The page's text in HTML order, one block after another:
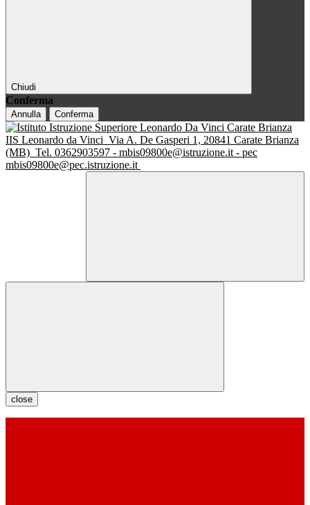
Chiudi
Conferma
Annulla Conferma
IIS Leonardo da Vinci Via A. De Gasperi 1, 20841 Carate Brianza
(MB) Tel. 0362903597 - mbis09800e@istruzione.it - pec
mbis09800e@pec.istruzione.it
close